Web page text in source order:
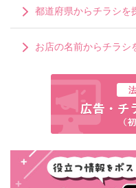
都道府県からチラシを
お店の名前からチラシ